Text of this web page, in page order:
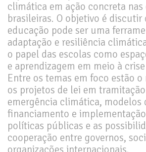
climática em ação concreta nas
brasileiras. O objetivo é discutir
educação pode ser uma
adaptação e resiliência
o papel das escolas como
e aprendizagem em meio à
Entre os temas em foco estão
os projetos de lei em
emergência climática, modelos
financiamento e
políticas públicas e as
cooperação entre governos,